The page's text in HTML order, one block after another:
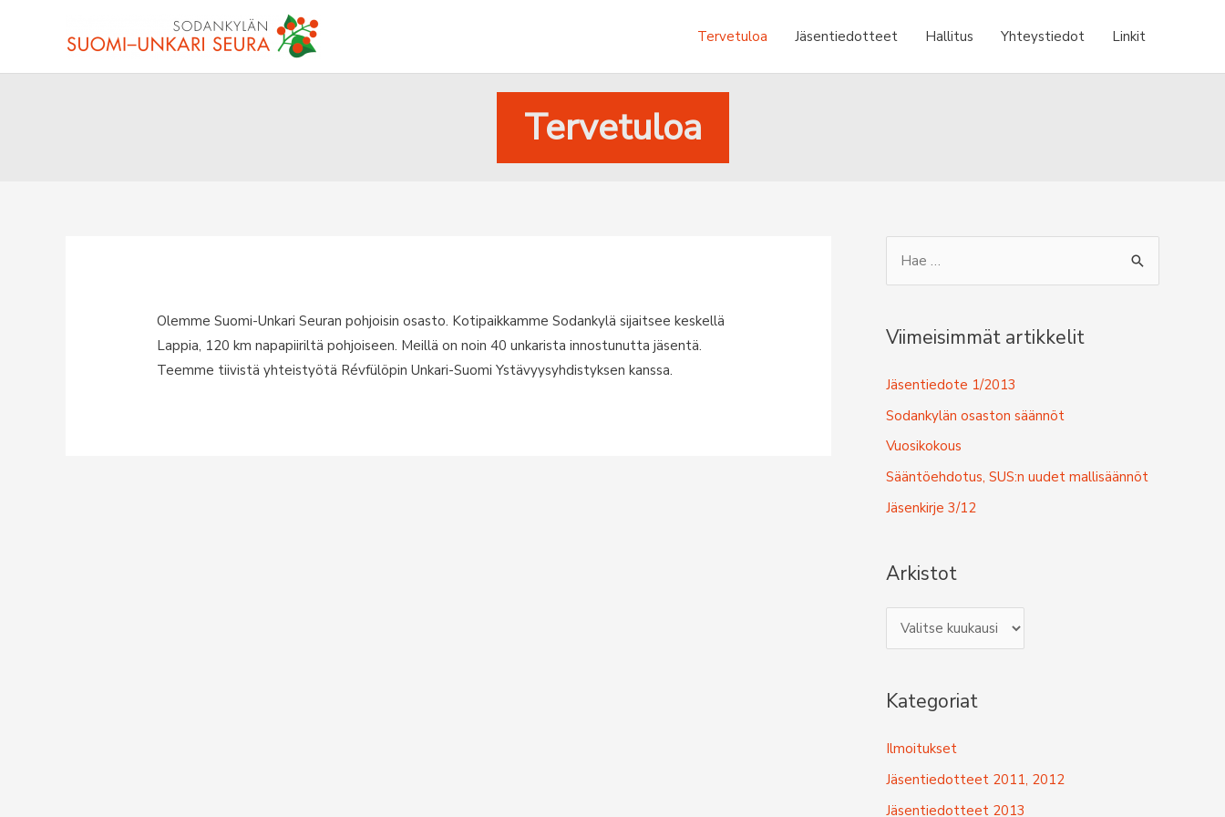
Tervetuloa Jäsentiedotteet Hallitus Yhteystiedot Linkit
Tervetuloa
Olemme Suomi-Unkari Seuran pohjoisin osasto. Kotipaikkamme Sodankylä sijaitsee keskellä
Lappia, 120 km napapiiriltä pohjoiseen. Meillä on noin 40 unkarista innostunutta jäsentä.
Teemme tiivistä yhteistyötä Révfülöpin Unkari-Suomi Ystävyysyhdistyksen kanssa.
r
h
f
o
r
Viimeisimmät artikkelit
Jäsentiedote 1/2013
Sodankylän osaston säännöt
Vuosikokous
Sääntöehdotus, SUS:n uudet mallisäännöt
Jäsenkirje 3/12
Arkistot
r
t
o
t
Kategoriat
Ilmoitukset
Jäsentiedotteet 2011, 2012
Jäsentiedotteet 2013